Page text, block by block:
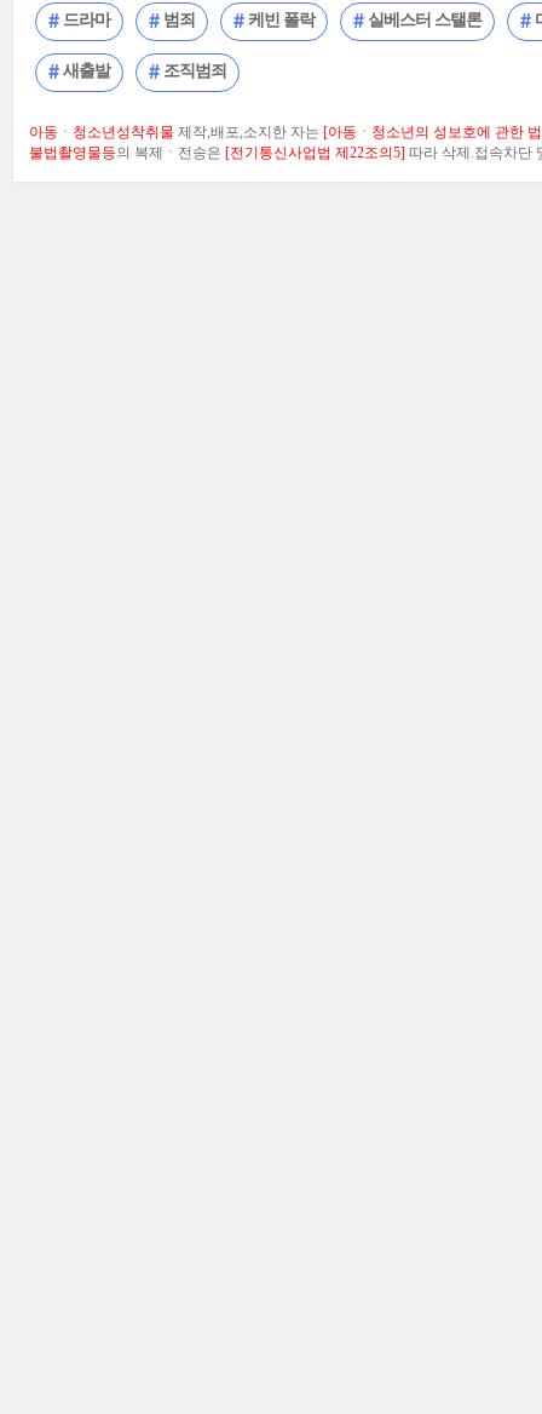
드라마 범죄 케빈 폴락 실베스터 스탤론
새출발 조직범죄
아동ㆍ청소년성착취물 제작,배포,소지한 자는 [아동ㆍ청소년의 성보호에 관한
불법촬영물등의 복제ㆍ전송은 [전기통신사업법 제22조의5] 따라 삭제.접속차단